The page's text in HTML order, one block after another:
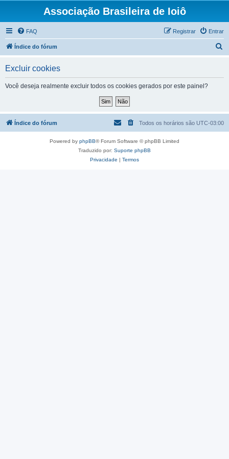
Associação Brasileira de Ioiô
FAQ Entrar
Registrar
Índice do fórum
a
Excluir cookies
Você deseja realmente excluir todos os cookies gerados por este painel?
Índice do fórum Todos os horários são UTC-03:00
Powered by phpBB® Forum Software © phpBB Limited
Traduzido por: Suporte phpBB
Privacidade | Termos